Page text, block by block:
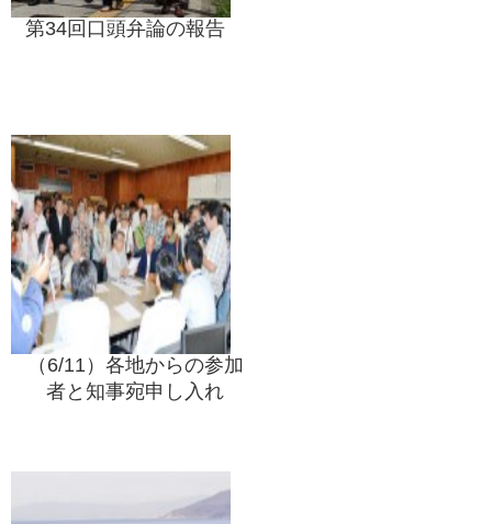
第34回口頭弁論の報告
（6/11）各地からの参加
者と知事宛申し入れ